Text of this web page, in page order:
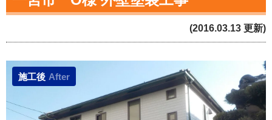
(2016.03.13 更新)
施工後 After